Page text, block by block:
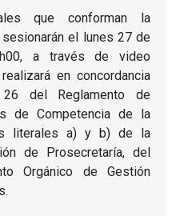
que conforman la
el lunes 27 de
a través de video
en concordancia
del Reglamento de
de Competencia de la
literales a) y b) de la
de Prosecretaría, del
Orgánico de Gestión